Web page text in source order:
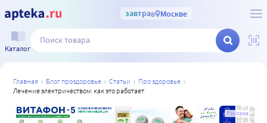
завтрав Москве
Каталог
главная блог проздоровье статьи
про здоровье
лечение электричеством: как это работает
Реклама